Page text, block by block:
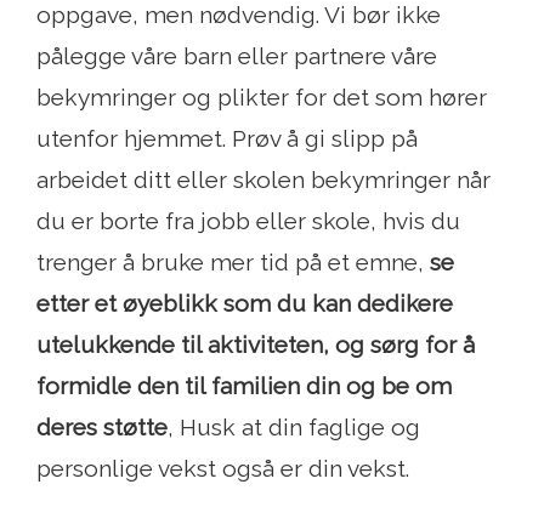
oppgave, men nødvendig. Vi bør ikke
pålegge våre barn eller partnere våre
bekymringer og plikter for det som hører
utenfor hjemmet. Prøv å gi slipp på
arbeidet ditt eller skolen bekymringer når
du er borte fra jobb eller skole, hvis du
trenger å bruke mer tid på et emne, se
etter et øyeblikk som du kan dedikere
utelukkende til aktiviteten, og sørg for å
formidle den til familien din og be om
deres støtte, Husk at din faglige og
personlige vekst også er din vekst.